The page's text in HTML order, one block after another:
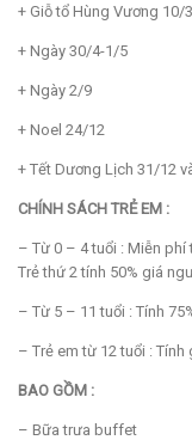
+ Giỗ tổ Hùng Vương 10/3
+ Ngày 30/4-1/5
+ Ngày 2/9
+ Noel 24/12
+ Tết Dương Lịch 31/12
CHÍNH SÁCH TRẺ EM :
– Từ 0 – 4 tuổi : Miễn phí
Trẻ thứ 2 tính 50% giá
– Từ 5 – 11 tuổi : Tính
– Trẻ em từ 12 tuổi :
BAO GỒM :
– Bữa trưa buffet